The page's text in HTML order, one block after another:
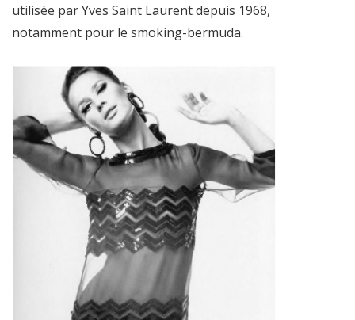
utilisée par Yves Saint Laurent depuis 1968,
notamment pour le smoking-bermuda.